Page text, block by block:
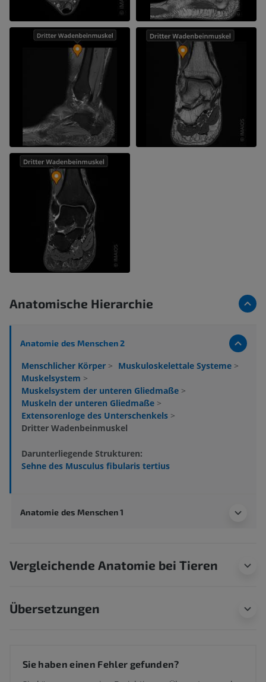
Anatomische Hierarchie
Anatomie des Menschen 2
Menschlicher Körper > Muskuloskelettale Systeme >
Muskelsystem >
Muskelsystem der unteren Gliedmaße >
Muskeln der unteren Gliedmaße >
Extensorenloge des Unterschenkels >
Dritter Wadenbeinmuskel
Darunterliegende Strukturen:
Sehne des Musculus fibularis tertius
Anatomie des Menschen 1
Vergleichende Anatomie bei Tieren
Übersetzungen
Sie haben einen Fehler gefunden?